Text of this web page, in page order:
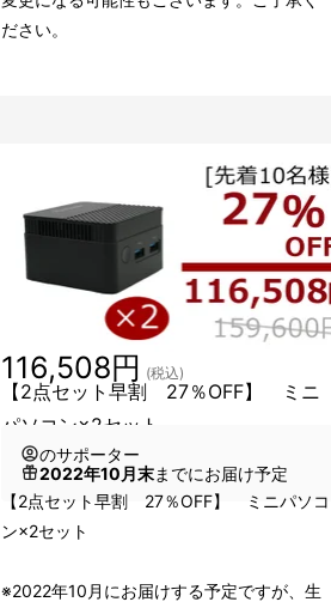
ださい。
【2点セット早割 27％OFF】 ミニ
パソコン×2セット
116,508円 (税込)
のサポーター
2022年10月末までにお届け予定
【2点セット早割 27％OFF】 ミニパソコ
ン×2セット
※2022年10月にお届けする予定ですが、生